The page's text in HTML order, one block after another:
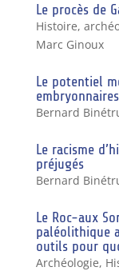
Le procès de
Histoire,
Marc Ginoux
Le potentiel
embryonnaires
Bernard
Le racisme
préjugés
Bernard
Le Roc-aux
paléolithique
outils pour
Archéologie,